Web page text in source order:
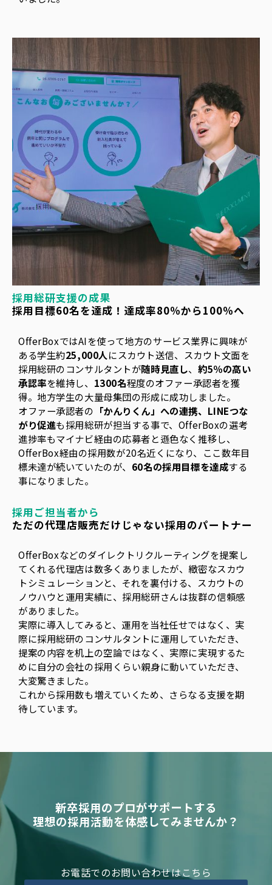
採用総研支援の成果
採用目標60名を達成！達成率80％から100％へ
OfferBoxではAIを使って地方のサービス業界に興味が
ある学生約25,000人にスカウト送信、スカウト文面を
採用総研のコンサルタントが随時見直し、 約5％の高い
承認率を維持し、 1300名程度のオファー承認者を獲
得。地方学生の大量母集団の形成に成功しました。
オファー承認者の 「かんりくん」への連携、LINEつな
がり促進も採用総研が担当する事で、OfferBoxの選考
進捗率もマイナビ経由の応募者と遜色なく推移し、
OfferBox経由の採用数が20名近くになり、ここ数年目
標未達が続いていたのが、 60名の採用目標を達成する
事になりました。
採用ご担当者から
ただの代理店販売だけじゃない採用のパートナー
OfferBoxなどのダイレクトリクルーティングを提案し
てくれる代理店は数多くありましたが、緻密なスカウ
トシミュレーションと、それを裏付ける、スカウトの
ノウハウと運用実績に、採用総研さんは抜群の信頼感
がありました。
実際に導入してみると、運用を当社任せではなく、実
際に採用総研のコンサルタントに運用していただき、
提案の内容を机上の空論ではなく、実際に実現するた
めに自分の会社の採用くらい親身に動いていただき、
大変驚きました。
これから採用数も増えていくため、さらなる支援を期
待しています。
新卒採用のプロがサポートする
理想の採用活動を体感してみませんか？
お電話でのお問い合わせはこちら